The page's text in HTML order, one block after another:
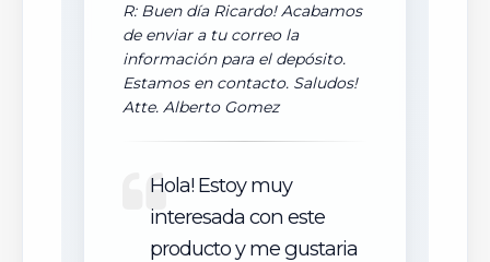
R: Buen día Ricardo! Acabamos
de enviar a tu correo la
información para el depósito.
Estamos en contacto. Saludos!
Atte. Alberto Gomez
Hola! Estoy muy
interesada con este
producto y me gustaria